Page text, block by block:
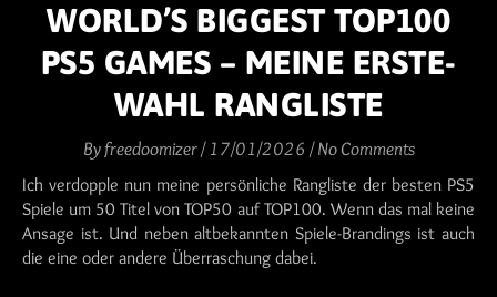
WORLD’S BIGGEST TOP100
PS5 GAMES – MEINE ERSTE-
WAHL RANGLISTE
Byfreedoomizer/ 17/01/2026 / No Comments
Ich verdopple nun meine persönliche Rangliste der besten PS5
Spiele um 50 Titel von TOP50 auf TOP100. Wenn das mal keine
Ansage ist. Und neben altbekannten Spiele-Brandings ist auch
die eine oder andere Überraschung dabei.